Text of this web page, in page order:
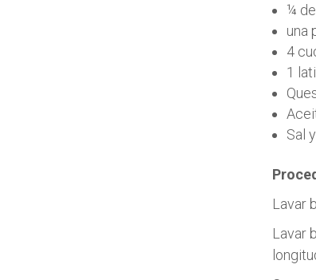
¼
una
4
1
Sal
Lavar
Lavar